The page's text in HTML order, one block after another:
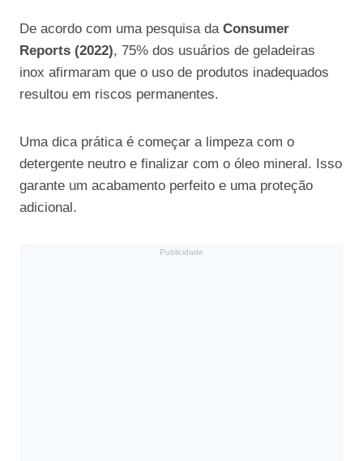
De acordo com uma pesquisa da Consumer
Reports (2022), 75% dos usuários de geladeiras
inox afirmaram que o uso de produtos inadequados
resultou em riscos permanentes.
Uma dica prática é começar a limpeza com o
detergente neutro e finalizar com o óleo mineral. Isso
garante um acabamento perfeito e uma proteção
adicional.
Publicidade